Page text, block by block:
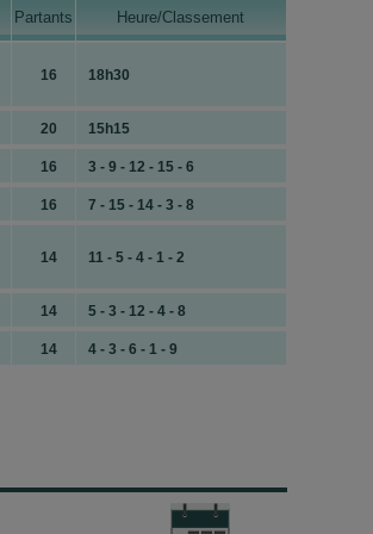
Partants Heure/Classement
16
18h30
20 15h15
16 3 - 9 - 12 - 15 - 6
16 7 - 15 - 14 - 3 - 8
14 11 - 5 - 4 - 1 - 2
14 5 - 3 - 12 - 4 - 8
14 4 - 3 - 6 - 1 - 9